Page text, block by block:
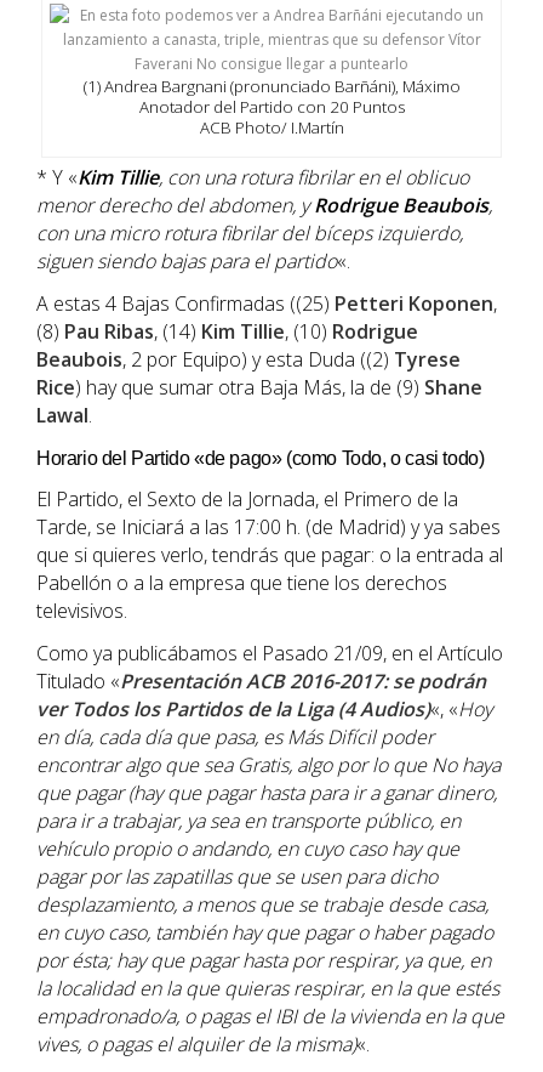
(1) Andrea Bargnani (pronunciado Barñáni), Máximo
Anotador del Partido con 20 Puntos
ACB Photo/ I.Martín
* Y «Kim Tillie, con una rotura fibrilar en el oblicuo
menor derecho del abdomen, yRodrigue Beaubois,
con una micro rotura fibrilar del bíceps izquierdo,
siguen siendo bajas para el partido«.
A estas 4 Bajas Confirmadas ((25) Petteri Koponen,
(8) Pau Ribas, (14) Kim Tillie, (10) Rodrigue
Beaubois, 2 por Equipo) y esta Duda ((2) Tyrese
Rice) hay que sumar otra Baja Más, la de (9) Shane
Lawal.
Horario del Partido «de pago» (como Todo, o casi todo)
El Partido, el Sexto de la Jornada, el Primero de la
Tarde, se Iniciará a las 17:00 h. (de Madrid) y ya sabes
que si quieres verlo, tendrás que pagar: o la entrada al
Pabellón o a la empresa que tiene los derechos
televisivos.
Como ya publicábamos el Pasado 21/09, en el Artículo
Titulado «Presentación ACB 2016-2017: se podrán
ver Todos los Partidos de la Liga (4 Audios)«, «Hoy
en día, cada día que pasa, es Más Difícil poder
encontrar algo que sea Gratis, algo por lo que No haya
que pagar (hay que pagar hasta para ir a ganar dinero,
para ir a trabajar, ya sea en transporte público, en
vehículo propio o andando, en cuyo caso hay que
pagar por las zapatillas que se usen para dicho
desplazamiento, a menos que se trabaje desde casa,
en cuyo caso, también hay que pagar o haber pagado
por ésta; hay que pagar hasta por respirar, ya que, en
la localidad en la que quieras respirar, en la que estés
empadronado/a, o pagas el IBI de la vivienda en la que
vives, o pagas el alquiler de la misma)«.